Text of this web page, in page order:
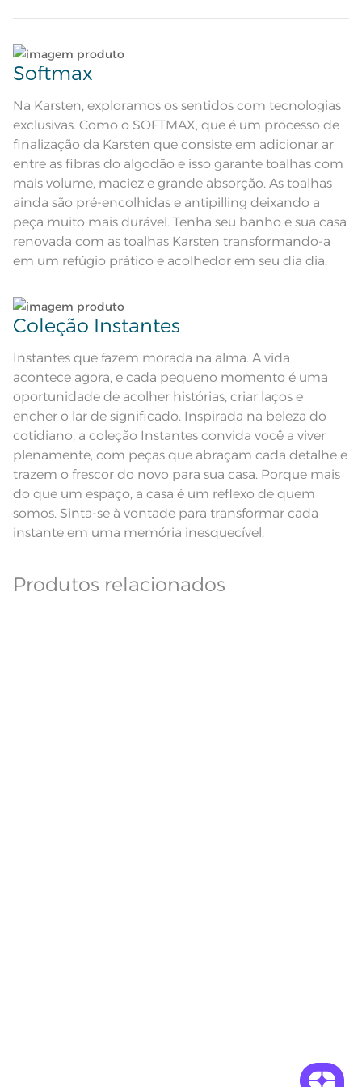
piquet com barra decorativa de
Composição
Cor Naval
Itens Inclusos
2 Toalhas de Banho; 1 Toalha de
Rosto; 1 Toalha de Piso
Medida
Toalha de Banho: 70cm x 1,35m;
Toalha de Rosto: 48cm x 70cm;
Toalha de Piso: 45cm x 65cm
Instruções de Lavagem
Lavação a 60ºC; Proibido alvejar;
Secar em tambor com
temperatura maxima de 60ºC;
Ferro de passar com temperatura
Observações
produto.
Fios Fio Cardado
Lave tipos de tecidos distintos separadamente;
ciclo;
Lave as peças no ciclo leve, suave ou delicado de
sua lavadora;
Enxágue as peças com bastante água;
Utilize a quantidade mínima de amaciante e sabão;
Ao pendurar as toalhas, recomenda-se sacudi-las
Leia atentamente as instruções na etiqueta.
Softmax
Na Karsten, exploramos os sentidos com tecnologias
exclusivas. Como o SOFTMAX, que é um processo de
finalização da Karsten que consiste em adicionar ar
entre as fibras do algodão e isso garante toalhas com
mais volume, maciez e grande absorção. As toalhas
ainda são pré-encolhidas e antipilling deixando a
peça muito mais durável. Tenha seu banho e sua casa
renovada com as toalhas Karsten transformando-a
em um refúgio prático e acolhedor em seu dia dia.
Coleção Instantes
Instantes que fazem morada na alma. A vida
acontece agora, e cada pequeno momento é uma
oportunidade de acolher histórias, criar laços e
encher o lar de significado. Inspirada na beleza do
cotidiano, a coleção Instantes convida você a viver
plenamente, com peças que abraçam cada detalhe e
trazem o frescor do novo para sua casa. Porque mais
do que um espaço, a casa é um reflexo de quem
somos. Sinta-se à vontade para transformar cada
instante em uma memória inesquecível.
Produtos relacionados